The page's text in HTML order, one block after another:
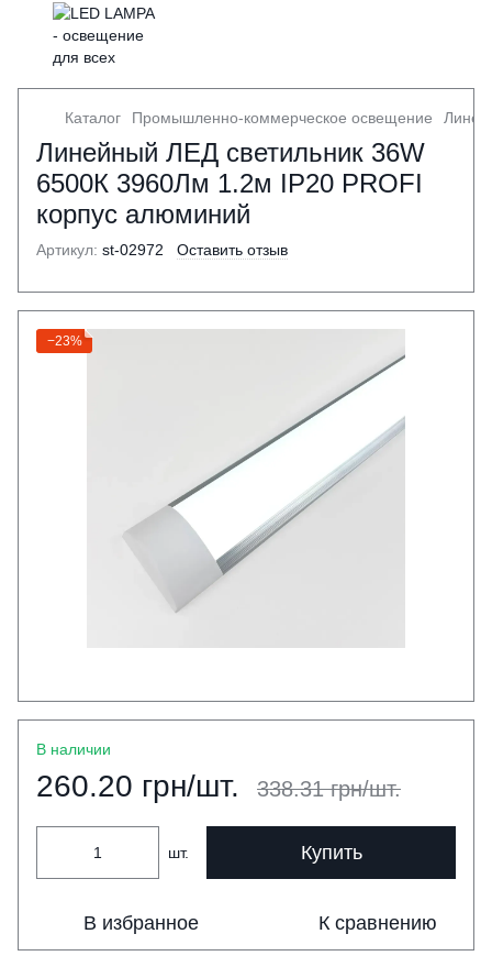
Каталог Промышленно-коммерческое освещение
Линейный ЛЕД светильник 36W
6500К 3960Лм 1.2м IP20 PROFI
корпус алюминий
Артикул: st-02972 Оставить отзыв
−23%
В наличии
260.20 грн/шт. 338.31 грн/шт.
шт. Купить
В избранное К сравнению